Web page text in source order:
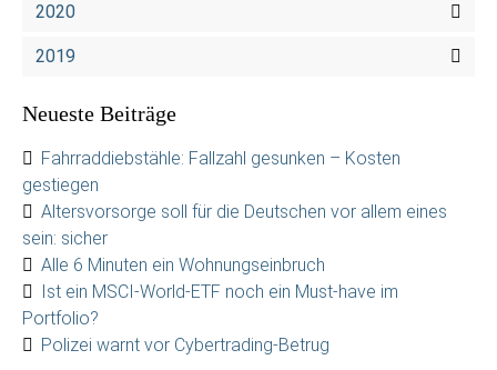
2020
2019
Neueste Beiträge
Fahrraddiebstähle: Fallzahl gesunken – Kosten
gestiegen
Altersvorsorge soll für die Deutschen vor allem eines
sein: sicher
Alle 6 Minuten ein Wohnungseinbruch
Ist ein MSCI-World-ETF noch ein Must-have im
Portfolio?
Polizei warnt vor Cybertrading-Betrug